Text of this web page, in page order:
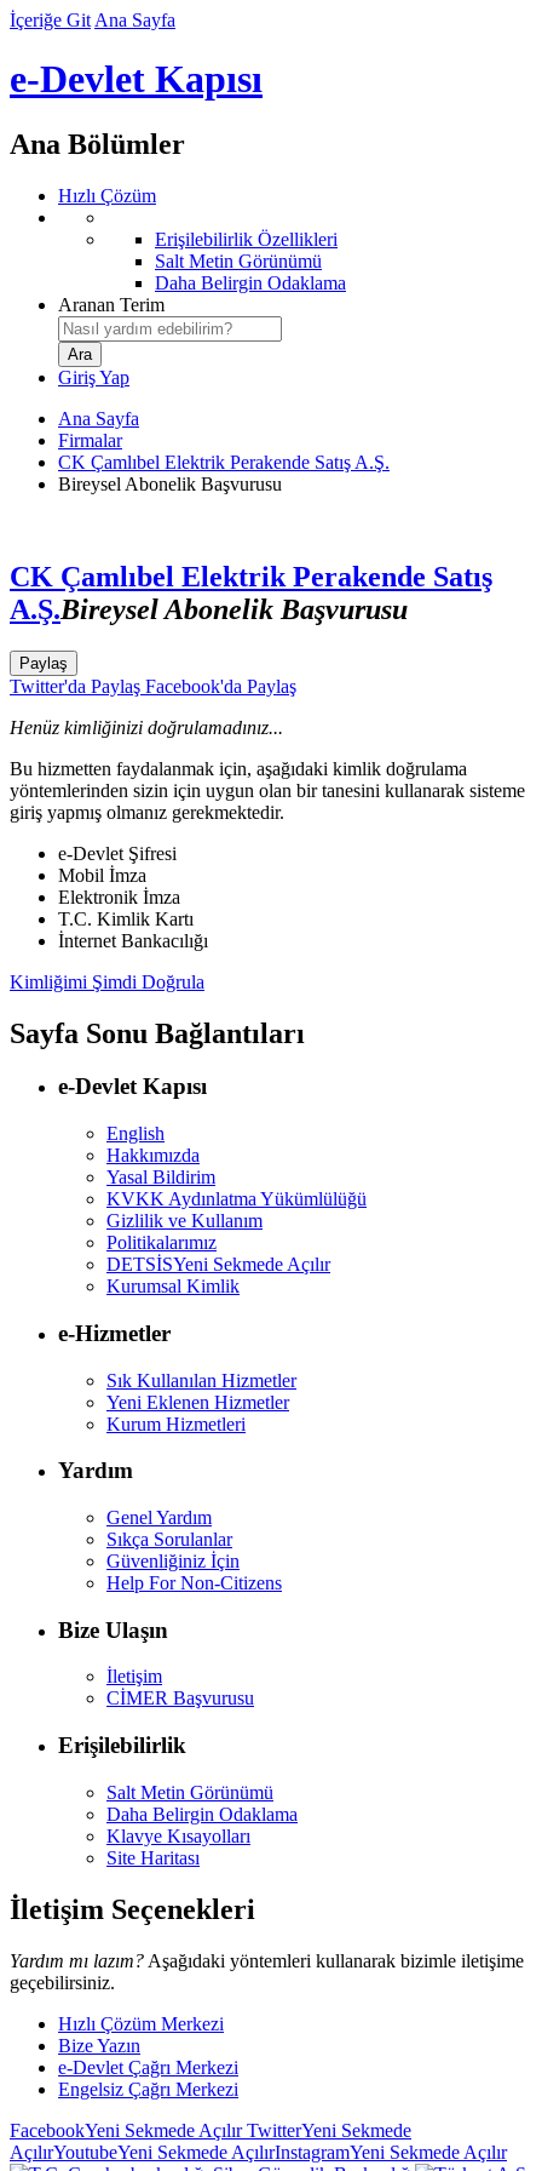
İçeriğe Git Ana Sayfa
e-Devlet Kapısı
Ana Bölümler
Hızlı Çözüm
Erişilebilirlik Özellikleri
Salt Metin Görünümü
Daha Belirgin Odaklama
Aranan Terim
Giriş Yap
Ana Sayfa
Firmalar
CK Çamlıbel Elektrik Perakende Satış A.Ş.
Bireysel Abonelik Başvurusu
CK Çamlıbel Elektrik Perakende Satış
A.Ş.Bireysel Abonelik Başvurusu
Paylaş
Twitter'da Paylaş Facebook'da Paylaş
Henüz kimliğinizi doğrulamadınız...
Bu hizmetten faydalanmak için, aşağıdaki kimlik doğrulama
yöntemlerinden sizin için uygun olan bir tanesini kullanarak sisteme
giriş yapmış olmanız gerekmektedir.
e-Devlet Şifresi
Mobil İmza
Elektronik İmza
T.C. Kimlik Kartı
İnternet Bankacılığı
Kimliğimi Şimdi Doğrula
Sayfa Sonu Bağlantıları
e-Devlet Kapısı
English
Hakkımızda
Yasal Bildirim
KVKK Aydınlatma Yükümlülüğü
Gizlilik ve Kullanım
Politikalarımız
DETSİSYeni Sekmede Açılır
Kurumsal Kimlik
e-Hizmetler
Sık Kullanılan Hizmetler
Yeni Eklenen Hizmetler
Kurum Hizmetleri
Yardım
Genel Yardım
Sıkça Sorulanlar
Güvenliğiniz İçin
Help For Non-Citizens
Bize Ulaşın
İletişim
CİMER Başvurusu
Erişilebilirlik
Salt Metin Görünümü
Daha Belirgin Odaklama
Klavye Kısayolları
Site Haritası
İletişim Seçenekleri
Yardım mı lazım? Aşağıdaki yöntemleri kullanarak bizimle iletişime
geçebilirsiniz.
Hızlı Çözüm Merkezi
Bize Yazın
e-Devlet Çağrı Merkezi
Engelsiz Çağrı Merkezi
FacebookYeni Sekmede AçılırTwitterYeni Sekmede
AçılırYoutubeYeni Sekmede AçılırInstagramYeni Sekmede Açılır